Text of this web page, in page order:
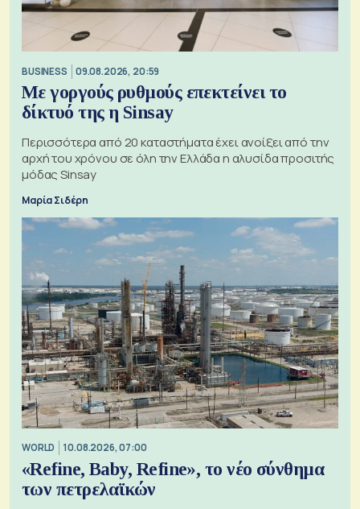
BUSINESS 09.08.2026, 20:59
Με γοργούς ρυθμούς επεκτείνει το
δίκτυό της η Sinsay
Περισσότερα από 20 καταστήματα έχει ανοίξει από την
αρχή του χρόνου σε όλη την Ελλάδα η αλυσίδα προσιτής
μόδας Sinsay
Μαρία Σιδέρη
WORLD 10.08.2026, 07:00
«Refine, Baby, Refine», το νέο σύνθημα
των πετρελαϊκών